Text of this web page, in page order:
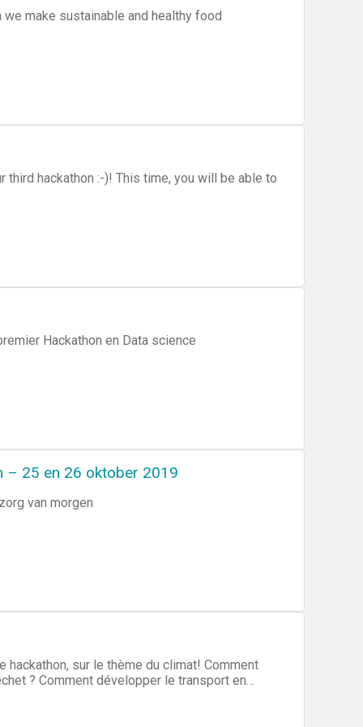
make sustainable and healthy food
hackathon :-)! This time, you will be able to
Hackathon en Data science
– 25 en 26 oktober 2019
van morgen
hackathon, sur le thème du climat! Comment
? Comment développer le transport en
des solutions à la problématique du climat.
prix sont à gagner.